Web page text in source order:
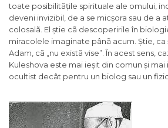
toate posibilitãțile spirituale ale omului,
deveni invizibil, de a se micșora sau de a
colosalã. El știe cã descoperirile în
miracolele imaginate pânã acum. Știe, ca
Adam, cã „nu existã vise”. În acest sens,
Kuleshova este mai ieșit din comun și
ocultist decât pentru un biolog sau un